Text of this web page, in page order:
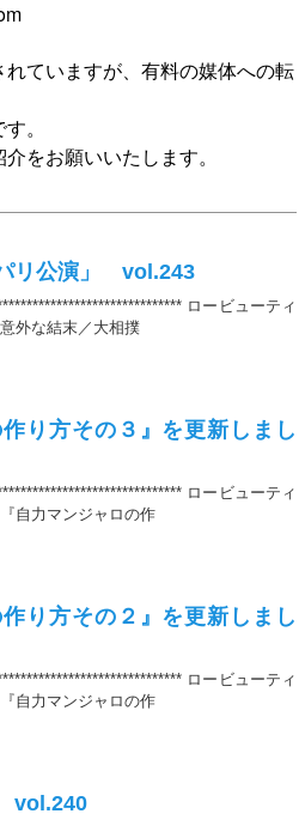
ていますが、有料の媒体への転
。
をお願いいたします。
パリ公演」 vol.243
ロービューティ
外な結末／大相撲
り方その３』を更新しまし
ロービューティ
自力マンジャロの作
り方その２』を更新しまし
ロービューティ
自力マンジャロの作
vol.240